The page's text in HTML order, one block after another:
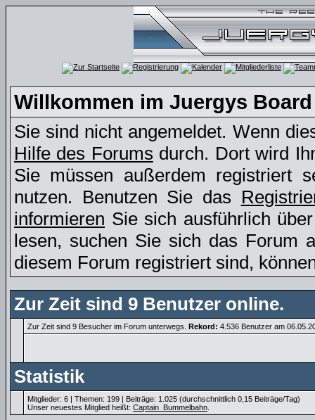
Willkommen im Juergys Board
Sie sind nicht angemeldet. Wenn
Hilfe des Forums durch. Dort wird
Sie müssen außerdem registriert
nutzen. Benutzen Sie das
informieren Sie sich ausführlich
lesen, suchen Sie sich das Forum
diesem Forum registriert sind,
Zur Zeit sind 9 Benutzer online.
Zur Zeit sind 9 Besucher im Forum unterwegs. Rekord: 4.536 Benutzer am
Statistik
Mitglieder: 6 | Themen: 199 | Beiträge: 1.025 (durchschnittlich 0,15 Beiträge/Tag)
Unser neuestes Mitglied heißt: Captain_Bummelbahn